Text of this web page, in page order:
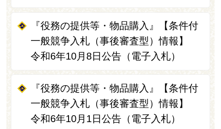
『役務の提供等・物品購入』【条件付
一般競争入札（事後審査型）情報】
令和6年10月8日公告（電子入札）
『役務の提供等・物品購入』【条件付
一般競争入札（事後審査型）情報】
令和6年10月1日公告（電子入札）